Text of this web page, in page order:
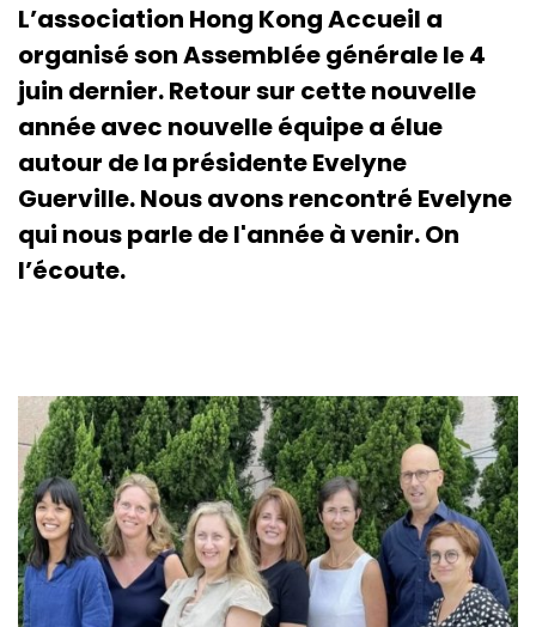
L’association Hong Kong Accueil a
organisé son Assemblée générale le 4
juin dernier. Retour sur cette nouvelle
année avec nouvelle équipe a élue
autour de la présidente Evelyne
Guerville. Nous avons rencontré Evelyne
qui nous parle de l'année à venir. On
l’écoute.